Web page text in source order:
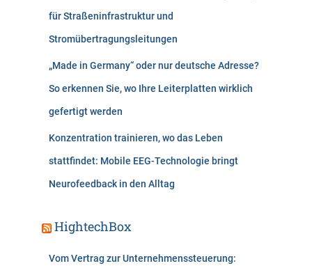
für Straßeninfrastruktur und
Stromübertragungsleitungen
„Made in Germany“ oder nur deutsche Adresse?
So erkennen Sie, wo Ihre Leiterplatten wirklich
gefertigt werden
Konzentration trainieren, wo das Leben
stattfindet: Mobile EEG-Technologie bringt
Neurofeedback in den Alltag
HightechBox
Vom Vertrag zur Unternehmenssteuerung: